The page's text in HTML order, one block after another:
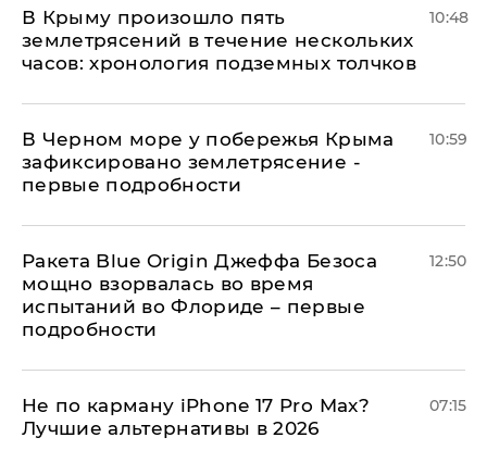
В Крыму произошло пять
землетрясений в течение нескольких
часов: хронология подземных толчков
10:48
В Черном море у побережья Крыма
зафиксировано землетрясение -
первые подробности
10:59
Ракета Blue Origin Джеффа Безоса
мощно взорвалась во время
испытаний во Флориде – первые
подробности
12:50
Не по карману iPhone 17 Pro Max?
Лучшие альтернативы в 2026
07:15